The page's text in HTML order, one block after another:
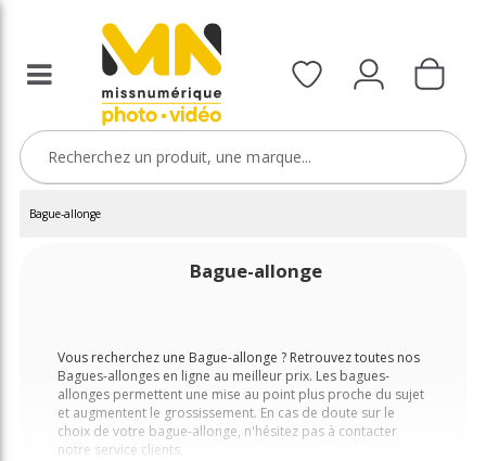
Bague-allonge
Bague-allonge
Vous recherchez une Bague-allonge ? Retrouvez toutes nos
Bagues-allonges en ligne au meilleur prix. Les bagues-
allonges permettent une mise au point plus proche du sujet
et augmentent le grossissement. En cas de doute sur le
choix de votre bague-allonge, n'hésitez pas à contacter
notre service clients.